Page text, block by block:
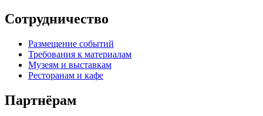
Сотрудничество
Размещение событий
Требования к материалам
Музеям и выставкам
Ресторанам и кафе
Партнёрам